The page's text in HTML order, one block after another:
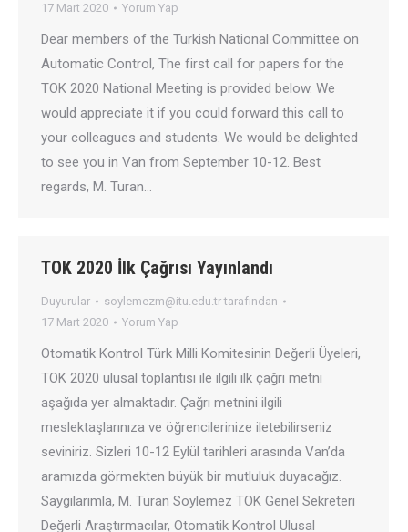
17 Mart 2020
Yorum Yap
Dear members of the Turkish National Committee on
Automatic Control, The first call for papers for the
TOK 2020 National Meeting is provided below. We
would appreciate it if you could forward this call to
your colleagues and students. We would be delighted
to see you in Van from September 10-12. Best
regards, M. Turan…
TOK 2020 İlk Çağrısı Yayınlandı
Duyurular soylemezm@itu.edu.trtarafından
17 Mart 2020
Yorum Yap
Otomatik Kontrol Türk Milli Komitesinin Değerli Üyeleri,
TOK 2020 ulusal toplantısı ile ilgili ilk çağrı metni
aşağıda yer almaktadır. Çağrı metnini ilgili
meslektaşlarınıza ve öğrencilerinize iletebilirseniz
seviniriz. Sizleri 10-12 Eylül tarihleri arasında Van’da
aramızda görmekten büyük bir mutluluk duyacağız.
Saygılarımla, M. Turan Söylemez TOK Genel Sekreteri
Değerli Araştırmacılar, Otomatik Kontrol Ulusal